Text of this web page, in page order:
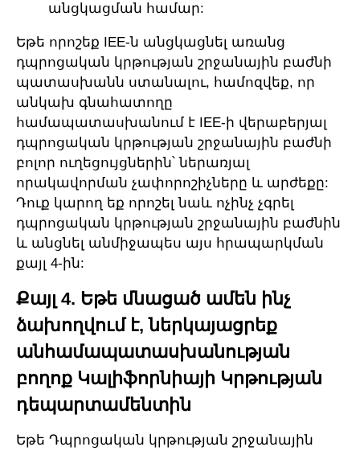
անցկացման համար:
Եթե որոշեք IEE-ն անցկացնել առանց
դպրոցական կրթության շրջանային բաժնի
պատասխանն ստանալու, համոզվեք, որ
անկախ գնահատողը
համապատասխանում է IEE-ի վերաբերյալ
դպրոցական կրթության շրջանային բաժնի
բոլոր ուղեցույցներին՝ ներառյալ
որակավորման չափորոշիչները և արժեքը:
Դուք կարող եք որոշել նաև ոչինչ չգրել
դպրոցական կրթության շրջանային բաժնին
և անցնել անմիջապես այս հրապարկման
քայլ 4-ին:
Քայլ 4. Եթե մնացած ամեն ինչ
ձախողվում է, ներկայացրեք
անհամապատասխանության
բողոք Կալիֆորնիայի Կրթության
դեպարտամենտին
Եթե Դպրոցական կրթության շրջանային